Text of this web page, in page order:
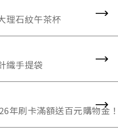
理石紋午茶杯
織手提袋
年刷卡滿額送百元購物金